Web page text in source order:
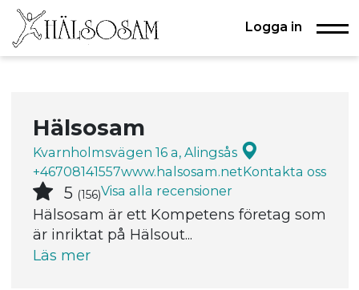
Logga in
Hälsosam
Kvarnholmsvägen 16 a, Alingsås
+46708141557www.halsosam.netKontakta oss
5 (156)Visa alla recensioner
Hälsosam är ett Kompetens företag som
är inriktat på Hälsout...
Läs mer